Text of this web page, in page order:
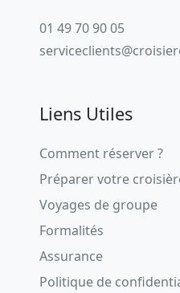
01 49 70 90 05
Liens Utiles
Comment réserver ?
Préparer votre
Voyages de groupe
Formalités
Assurance
Politique de